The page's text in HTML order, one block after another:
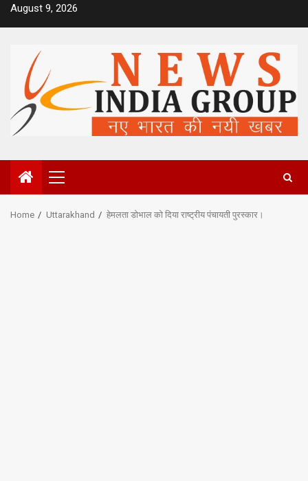
SkipAugust 9, 2026
Primary
Menu
Home Uttarakhand हेमलता डोभाल को दिया राष्ट्रीय पंचायती पुरस्कार।